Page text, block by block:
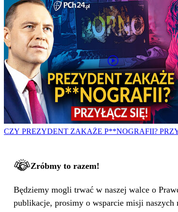
CZY PREZYDENT ZAKAŻE P**NOGRAFII?
Zróbmy to razem!
Będziemy mogli trwać w naszej walce o
publikacje, prosimy o wsparcie misji naszych